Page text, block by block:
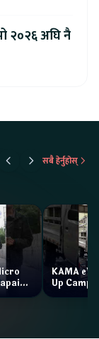
२०२६ अघि नै
सबै हेर्नुहोस्
KAMA eV
Up Camp